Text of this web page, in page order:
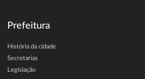
Prefeitura
História da cidade
Secretarias
Legislação